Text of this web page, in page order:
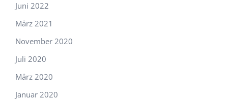
Juni 2022
März 2021
November 2020
Juli 2020
März 2020
Januar 2020